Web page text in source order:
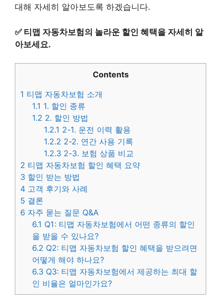
대해 자세히 알아보도록 하겠습니다.
✅ 티맵 자동차보험의 놀라운 할인 혜택을 자세히 알
아보세요.
Contents
1 티맵 자동차보험 소개
1.1 1. 할인 종류
1.2 2. 할인 방법
1.2.1 2-1. 운전 이력 활용
1.2.2 2-2. 연간 사용 기록
1.2.3 2-3. 보험 상품 비교
2 티맵 자동차보험 할인 혜택 요약
3 할인 받는 방법
4 고객 후기와 사례
5 결론
6 자주 묻는 질문 Q&A
6.1 Q1: 티맵 자동차보험에서 어떤 종류의 할인
을 받을 수 있나요?
6.2 Q2: 티맵 자동차보험 할인 혜택을 받으려면
어떻게 해야 하나요?
6.3 Q3: 티맵 자동차보험에서 제공하는 최대 할
인 비율은 얼마인가요?